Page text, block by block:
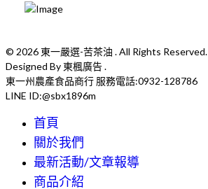
© 2026 東一嚴選-苦茶油 . All Rights Reserved.
Designed By 東楓廣告 .
東一州農產食品商行 服務電話:0932-128786
LINE ID:@sbx1896m
首頁
關於我們
最新活動/文章報導
商品介紹